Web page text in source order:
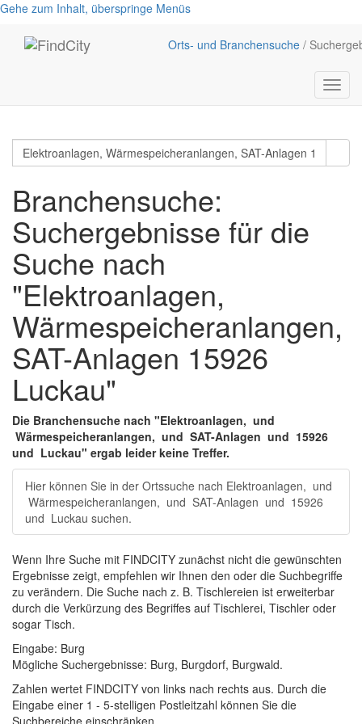
Gehe zum Inhalt, überspringe Menüs
Orts- und Branchensuche /
Menü
Branchensuche:
Suchergebnisse für die
Suche nach
"Elektroanlagen,
Wärmespeicheranlangen,
SAT-Anlagen 15926
Luckau"
Die Branchensuche nach "Elektroanlagen, und
Wärmespeicheranlangen, und SAT-Anlagen und 15926
und Luckau" ergab leider keine Treffer.
Hier können Sie in der Ortssuche nach Elektroanlagen, und
Wärmespeicheranlangen, und SAT-Anlagen und 15926
und Luckau suchen.
Wenn Ihre Suche mit FINDCITY zunächst nicht die gewünschten
Ergebnisse zeigt, empfehlen wir Ihnen den oder die Suchbegriffe
zu verändern. Die Suche nach z. B. Tischlereien ist erweiterbar
durch die Verkürzung des Begriffes auf Tischlerei, Tischler oder
sogar Tisch.
Eingabe: Burg
Mögliche Suchergebnisse: Burg, Burgdorf, Burgwald.
Zahlen wertet FINDCITY von links nach rechts aus. Durch die
Eingabe einer 1 - 5-stelligen Postleitzahl können Sie die
Suchbereiche einschränken.